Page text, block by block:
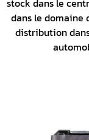
stock dans le
dans le domaine
distribution